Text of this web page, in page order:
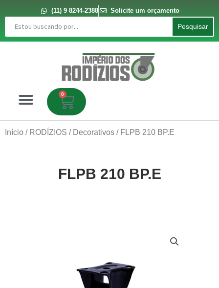
conteúdo
(11) 9 8244-2388
Solicite um orçamento
Pesquisar
Pesquisar
0
Carrinho
Início / RODÍZIOS / Decorativos / FLPB 210 BP.E
FLPB 210 BP.E